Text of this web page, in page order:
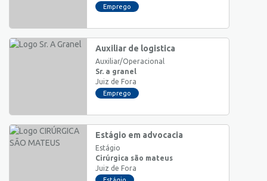
Emprego
Auxiliar de logistica
Auxiliar/Operacional
Sr. a granel
Juiz de Fora
Emprego
Estágio em advocacia
Estágio
Cirúrgica são mateus
Juiz de Fora